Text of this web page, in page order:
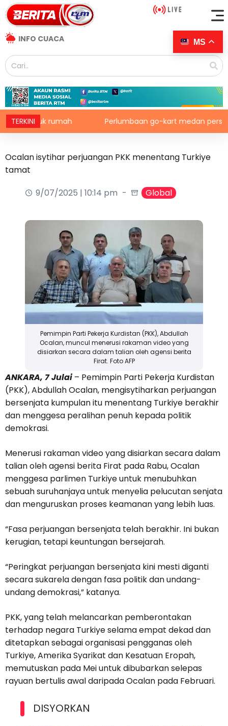
INFO CUACA
TERKINIrumah Perlumbaan go-kart medan persiapan
Ocalan isytihar perjuangan PKK menentang Turkiye
tamat
9/07/2025 | 10:14 pm
Global
Pemimpin Parti Pekerja Kurdistan (PKK), Abdullah
Ocalan, muncul menerusi rakaman video yang
disiarkan secara dalam talian oleh agensi berita
Firat. Foto AFP
ANKARA, 7 Julai– Pemimpin Parti Pekerja Kurdistan
(PKK), Abdullah Ocalan, mengisytiharkan perjuangan
bersenjata kumpulan itu menentang Turkiye berakhir
dan menggesa peralihan penuh kepada politik
demokrasi.
Menerusi rakaman video yang disiarkan secara dalam
talian oleh agensi berita Firat pada Rabu, Ocalan
menggesa parlimen Turkiye untuk menubuhkan
sebuah suruhanjaya untuk menyelia pelucutan senjata
dan menguruskan proses keamanan yang lebih luas.
“Fasa perjuangan bersenjata telah berakhir. Ini bukan
kerugian, tetapi keuntungan bersejarah.
“Peringkat perjuangan bersenjata kini mesti diganti
secara sukarela dengan fasa politik dan undang-
undang demokrasi,” katanya.
PKK, yang telah melancarkan pemberontakan
terhadap negara Turkiye selama empat dekad dan
ditetapkan sebagai organisasi pengganas oleh
Turkiye, Amerika Syarikat dan Kesatuan Eropah,
memutuskan pada Mei untuk dibubarkan selepas
rayuan bertulis awal daripada Ocalan pada Februari.
DISYORKAN
MS